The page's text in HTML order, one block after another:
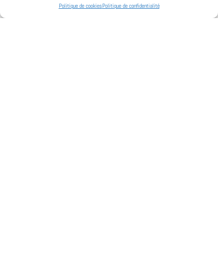
Politique de cookiesPolitique de confidentialité